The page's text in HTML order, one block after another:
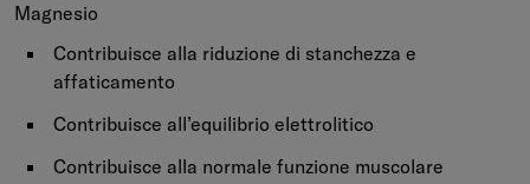
Magnesio
Contribuisce alla riduzione di stanchezza e
affaticamento
Contribuisce all’equilibrio elettrolitico
Contribuisce alla normale funzione muscolare